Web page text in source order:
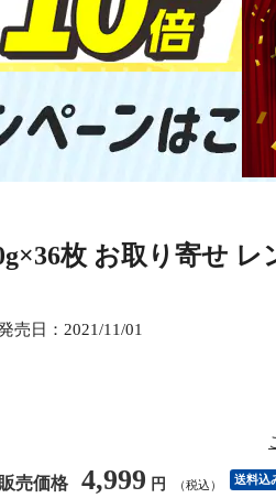
枚 お取り寄せ レ
売日： 2021/11/01
販売価格 4,999 円 （税込） 送料込